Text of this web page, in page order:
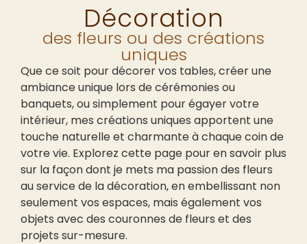
Décoration
des fleurs ou des créations
uniques
Que ce soit pour décorer vos tables, créer une
ambiance unique lors de cérémonies ou
banquets, ou simplement pour égayer votre
intérieur, mes créations uniques apportent une
touche naturelle et charmante à chaque coin de
votre vie. Explorez cette page pour en savoir plus
sur la façon dont je mets ma passion des fleurs
au service de la décoration, en embellissant non
seulement vos espaces, mais également vos
objets avec des couronnes de fleurs et des
projets sur-mesure.